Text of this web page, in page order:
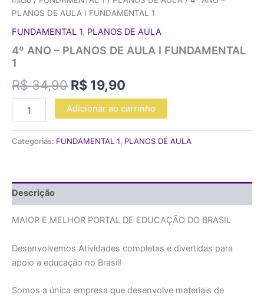
PLANOS DE AULA I FUNDAMENTAL 1
FUNDAMENTAL 1, PLANOS DE AULA
4º ANO – PLANOS DE AULA I FUNDAMENTAL
1
R$34,90 R$ 19,90
Adicionar ao carrinho
Categorias: FUNDAMENTAL 1, PLANOS DE AULA
Descrição
MAIOR E MELHOR PORTAL DE EDUCAÇÃO DO BRASIL
Desenvolvemos Atividades completas e divertidas para
apoio a educação no Brasil!
Somos a única empresa que desenvolve materiais de